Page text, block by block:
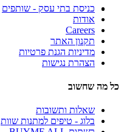
כניסת בתי עסק - שותפים
אודות
Careers
תקנון האתר
מדיניות הגנת פרטיות
הצהרת נגישות
כל מה שחשוב
שאלות ותשובות
בלוג - טיפים למתנות שוות